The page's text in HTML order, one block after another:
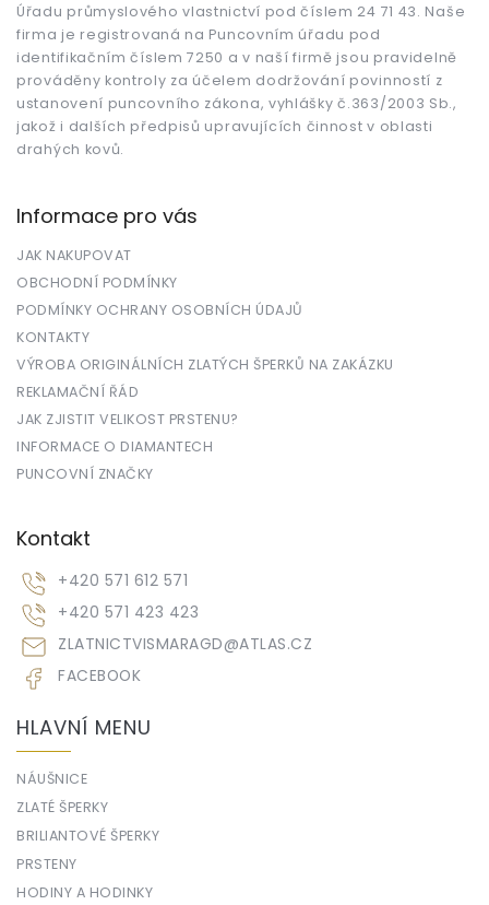
Úřadu průmyslového vlastnictví pod číslem 24 71 43. Naše
firma je registrovaná na Puncovním úřadu pod
identifikačním číslem 7250 a v naší firmě jsou pravidelně
prováděny kontroly za účelem dodržování povinností z
ustanovení puncovního zákona, vyhlášky č.363/2003 Sb.,
jakož i dalších předpisů upravujících činnost v oblasti
drahých kovů.
Informace pro vás
JAK NAKUPOVAT
OBCHODNÍ PODMÍNKY
PODMÍNKY OCHRANY OSOBNÍCH ÚDAJŮ
KONTAKTY
VÝROBA ORIGINÁLNÍCH ZLATÝCH ŠPERKŮ NA ZAKÁZKU
REKLAMAČNÍ ŘÁD
JAK ZJISTIT VELIKOST PRSTENU?
INFORMACE O DIAMANTECH
PUNCOVNÍ ZNAČKY
Kontakt
ZLATNICTVISMARAGD@ATLAS.CZ
+420 571 612 571
+420 571 423 423
FACEBOOK
HLAVNÍ MENU
NÁUŠNICE
ZLATÉ ŠPERKY
BRILIANTOVÉ ŠPERKY
PRSTENY
HODINY A HODINKY